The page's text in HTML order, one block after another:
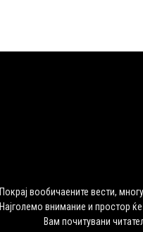
Покрај вообичаените вести,
Најголемо внимание и простор
Вам почитувани